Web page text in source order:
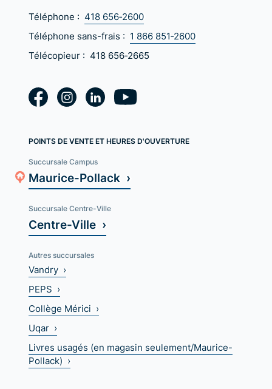
Téléphone : 418 656‑2600
Téléphone sans-frais : 1 866 851‑2600
Télécopieur : 418 656‑2665
POINTS DE VENTE ET HEURES D'OUVERTURE
Succursale Campus
Maurice-Pollack ›
Succursale Centre-Ville
Centre-Ville ›
Autres succursales
Vandry ›
PEPS ›
Collège Mérici ›
Uqar ›
Livres usagés (en magasin seulement/Maurice-
Pollack) ›